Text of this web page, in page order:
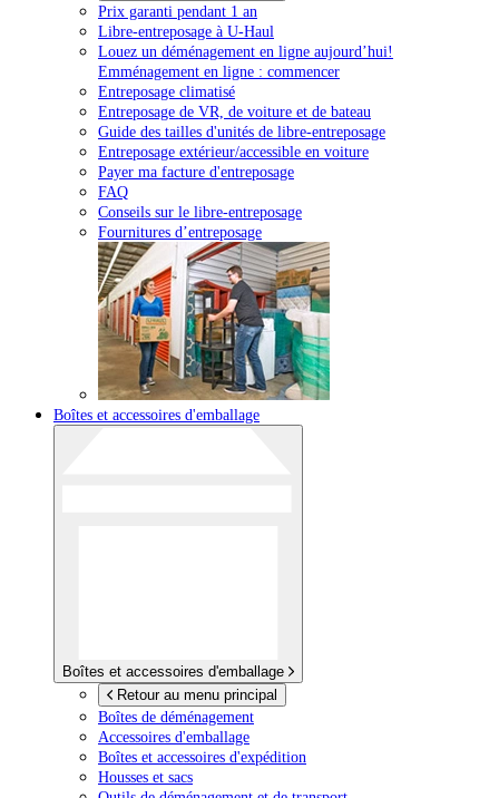
Prix garanti pendant 1 an
Libre-entreposage à U-Haul
Louez un déménagement en ligne aujourd’hui!
Emménagement en ligne : commencer
Entreposage climatisé
Entreposage de VR, de voiture et de bateau
Guide des tailles d'unités de libre-entreposage
Entreposage extérieur/accessible en voiture
Payer ma facture d'entreposage
FAQ
Conseils sur le libre-entreposage
Fournitures d’entreposage
Boîtes et accessoires d'emballage
Boîtes et accessoires d'emballage
Retour au menu principal
Boîtes de déménagement
Accessoires d'emballage
Boîtes et accessoires d'expédition
Housses et sacs